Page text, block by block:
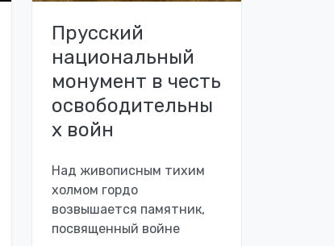
Прусский
национальный
монумент в честь
освободительны
х войн
Над живописным тихим
холмом гордо
возвышается памятник,
посвященный войне